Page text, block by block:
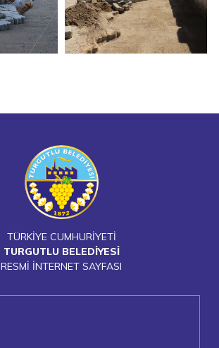
TÜRKİYE CUMHURİYETİ
TURGUTLU BELEDİYESİ
RESMİ İNTERNET SAYFASI